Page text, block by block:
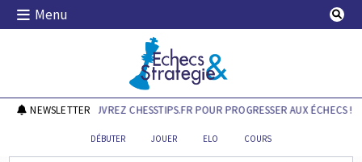
Skip
Menu
Echecs & Stratégie
NEWSLETTERDÉCOUVREZ CHESSTIPS.FR POUR PROGRESSER AUX ÉCHECS !
DÉBUTER JOUER ELO COURS